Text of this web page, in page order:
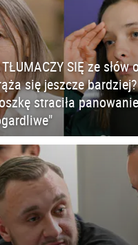
SIĘ ze słów
się jeszcze
straciła